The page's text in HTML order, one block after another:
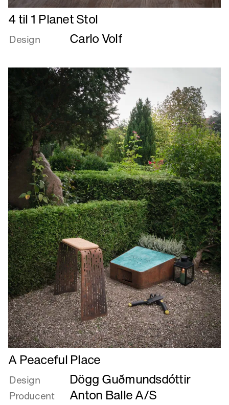
Læs
mere
om
Planet
Stol
4 til 1 Planet Stol
Design Carlo Volf
Læs
mere
om
A
A Peaceful Place
Design Dögg Guðmundsdóttir
Producent Anton Balle A/S